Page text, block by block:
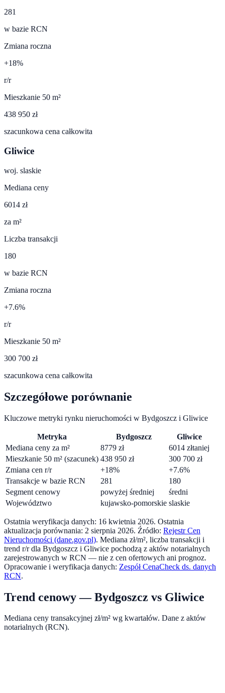
281
w bazie RCN
Zmiana roczna
+18%
r/r
Mieszkanie 50 m²
438 950 zł
szacunkowa cena całkowita
Gliwice
woj. slaskie
Mediana ceny
6014 zł
za m²
Liczba transakcji
180
w bazie RCN
Zmiana roczna
+7.6%
r/r
Mieszkanie 50 m²
300 700 zł
szacunkowa cena całkowita
Szczegółowe porównanie
Kluczowe metryki rynku nieruchomości w Bydgoszcz i Gliwice
Metryka Bydgoszcz
Gliwice
Mediana ceny za m²
8779 zł 6014 złtaniej
Mieszkanie 50 m² (szacunek) 438 950 zł 300 700 zł
Zmiana cen r/r
+18% +7.6%
Transakcje w bazie RCN
281
180
Segment cenowy
powyżej średniej
średni
Województwo
kujawsko-pomorskie slaskie
Ostatnia weryfikacja danych: 16 kwietnia 2026. Ostatnia
aktualizacja porównania: 2 sierpnia 2026. Źródło: Rejestr Cen
Nieruchomości (dane.gov.pl). Mediana zł/m², liczba transakcji i
trend r/r dla Bydgoszcz i Gliwice pochodzą z aktów notarialnych
zarejestrowanych w RCN — nie z cen ofertowych ani prognoz.
Opracowanie i weryfikacja danych: Zespół CenaCheck ds. danych
RCN.
Trend cenowy —Bydgoszcz vs Gliwice
Mediana ceny transakcyjnej zł/m² wg kwartałów. Dane z aktów
notarialnych (RCN).